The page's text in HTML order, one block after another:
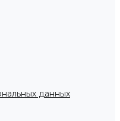
данных